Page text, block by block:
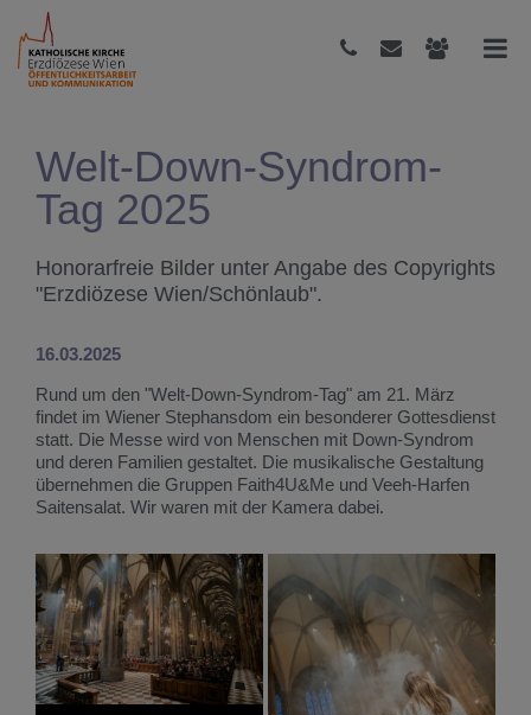
Welt-Down-Syndrom-
Tag 2025
Honorarfreie Bilder unter Angabe des Copyrights
"Erzdiözese Wien/Schönlaub".
16.03.2025
Rund um den "Welt-Down-Syndrom-Tag" am 21. März
findet im Wiener Stephansdom ein besonderer Gottesdienst
statt. Die Messe wird von Menschen mit Down-Syndrom
und deren Familien gestaltet. Die musikalische Gestaltung
übernehmen die Gruppen Faith4U&Me und Veeh-Harfen
Saitensalat. Wir waren mit der Kamera dabei.